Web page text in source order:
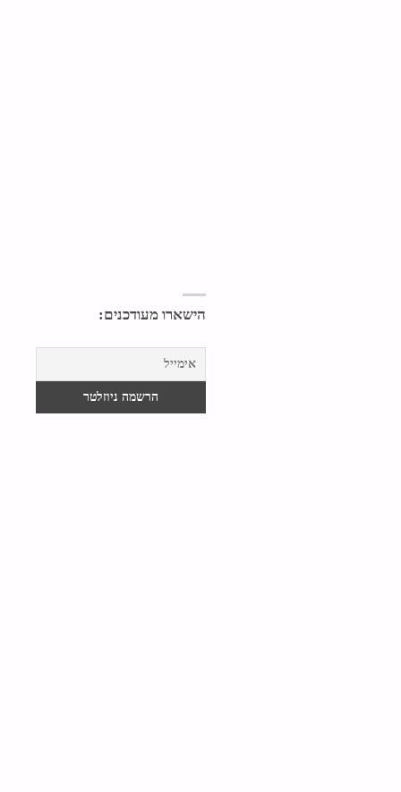
הישארו מעודכנים: